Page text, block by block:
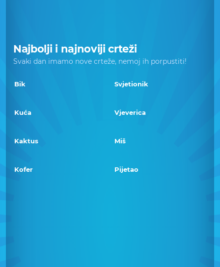
Najbolji i najnoviji crteži
Svaki dan imamo nove crteže, nemoj ih porpustiti!
Bik Svjetionik
Kuća Vjeverica
Kaktus Miš
Kofer Pijetao